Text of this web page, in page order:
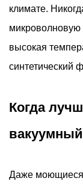
климате.
микроволновую
высокая
синтетический
Когда
Даже моющиеся